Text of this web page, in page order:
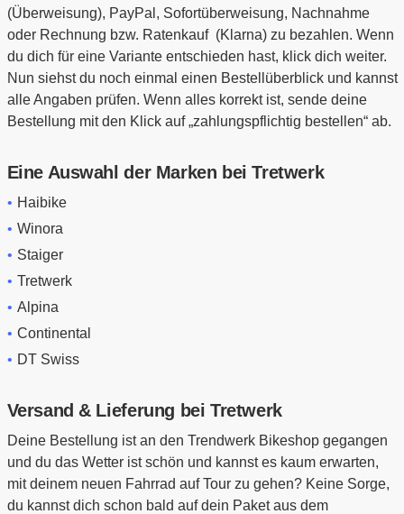
(Überweisung), PayPal, Sofortüberweisung, Nachnahme
oder Rechnung bzw. Ratenkauf (Klarna) zu bezahlen. Wenn
du dich für eine Variante entschieden hast, klick dich weiter.
Nun siehst du noch einmal einen Bestellüberblick und kannst
alle Angaben prüfen. Wenn alles korrekt ist, sende deine
Bestellung mit den Klick auf „zahlungspflichtig bestellen“ ab.
Eine Auswahl der Marken bei Tretwerk
Haibike
Winora
Staiger
Tretwerk
Alpina
Continental
DT Swiss
Versand & Lieferung bei Tretwerk
Deine Bestellung ist an den Trendwerk Bikeshop gegangen
und du das Wetter ist schön und kannst es kaum erwarten,
mit deinem neuen Fahrrad auf Tour zu gehen? Keine Sorge,
du kannst dich schon bald auf dein Paket aus dem